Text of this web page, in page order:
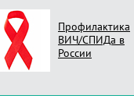
Профилактика
ВИЧ/СПИДа в
России